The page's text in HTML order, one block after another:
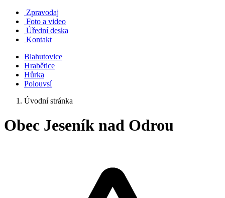
Zpravodaj
Foto a video
Úřední deska
Kontakt
Blahutovice
Hrabětice
Hůrka
Polouvsí
Úvodní stránka
Obec Jeseník nad Odrou